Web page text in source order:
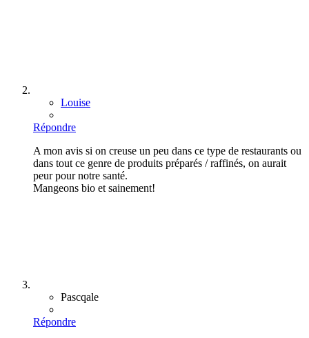
Louise
Répondre
A mon avis si on creuse un peu dans ce type de restaurants ou
dans tout ce genre de produits préparés / raffinés, on aurait
peur pour notre santé.
Mangeons bio et sainement!
Pascqale
Répondre